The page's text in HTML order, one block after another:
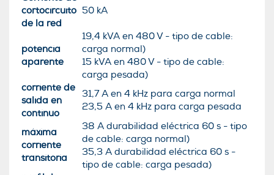
cortocircuito
de la red
50 kA
potencia
aparente
19,4 kVA en 480 V - tipo de cable:
carga normal)
15 kVA en 480 V - tipo de cable:
carga pesada)
corriente de
salida en
continuo
31,7 A en 4 kHz para carga normal
23,5 A en 4 kHz para carga pesada
máxima
corriente
transitoria
38 A durabilidad eléctrica 60 s - tipo
de cable: carga normal)
35,3 A durabilidad eléctrica 60 s -
tipo de cable: carga pesada)